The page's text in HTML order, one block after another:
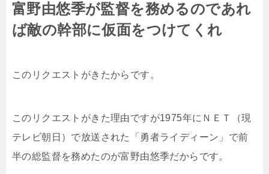
富野由悠季が監督を務めるのであれ
ば敵の幹部に仮面をつけてくれ
このリクエストがきたからです。
このリクエストがきた理由ですが1975年にＮＥＴ（現
テレビ朝日）で放送された「勇者ライディーン」で前
半の総監督を務めたのが富野由悠季だからです。